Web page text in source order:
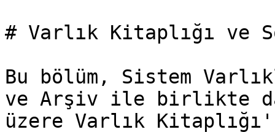
# Varlık Kitaplığı ve
Bu bölüm, Sistem
ve Arşiv ile birlikte
üzere Varlık